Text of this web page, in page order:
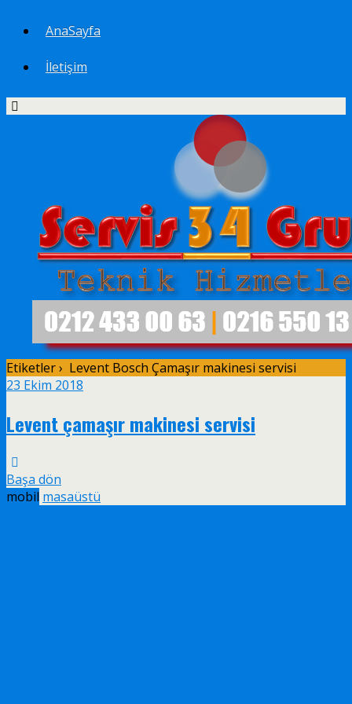
AnaSayfa
İletişim
Etiketler › Levent Bosch Çamaşır makinesi servisi
23 Ekim 2018
Levent çamaşır makinesi servisi
Başa dön
mobil masaüstü